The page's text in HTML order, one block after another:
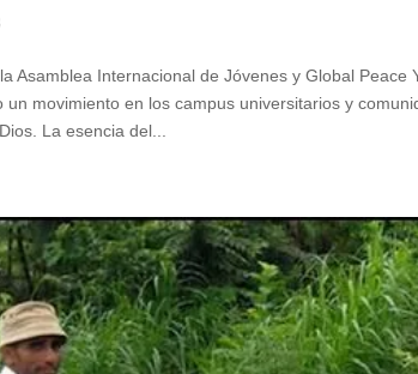
Asamblea Internacional de Jóvenes y Global
un movimiento en los campus universitarios y
La esencia del...